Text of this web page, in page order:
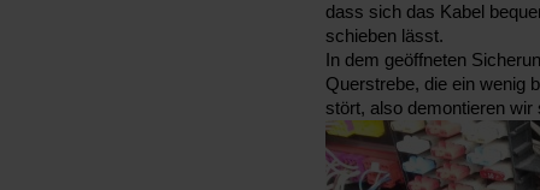
dass sich das Kabel
schieben lässt.
In dem geöffneten
Querstrebe, die ein wenig
stört, also demontieren wir